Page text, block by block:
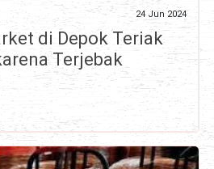
24 Jun 2024
di Depok Teriak
Terjebak